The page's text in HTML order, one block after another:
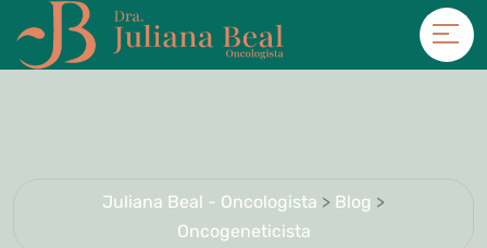
Juliana Beal - Oncologista > Blog >
Oncogeneticista